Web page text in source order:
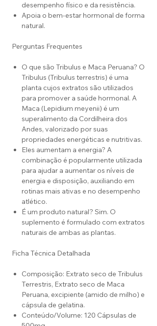
desempenho físico e da resistência.
Apoia o bem-estar hormonal de forma
natural.
Perguntas Frequentes
O que são Tribulus e Maca Peruana? O
Tribulus (Tribulus terrestris) é uma
planta cujos extratos são utilizados
para promover a saúde hormonal. A
Maca (Lepidium meyenii) é um
superalimento da Cordilheira dos
Andes, valorizado por suas
propriedades energéticas e nutritivas.
Eles aumentam a energia? A
combinação é popularmente utilizada
para ajudar a aumentar os níveis de
energia e disposição, auxiliando em
rotinas mais ativas e no desempenho
atlético.
É um produto natural? Sim. O
suplemento é formulado com extratos
naturais de ambas as plantas.
Ficha Técnica Detalhada
Composição: Extrato seco de Tribulus
Terrestris, Extrato seco de Maca
Peruana, excipiente (amido de milho) e
cápsula de gelatina.
Conteúdo/Volume: 120 Cápsulas de